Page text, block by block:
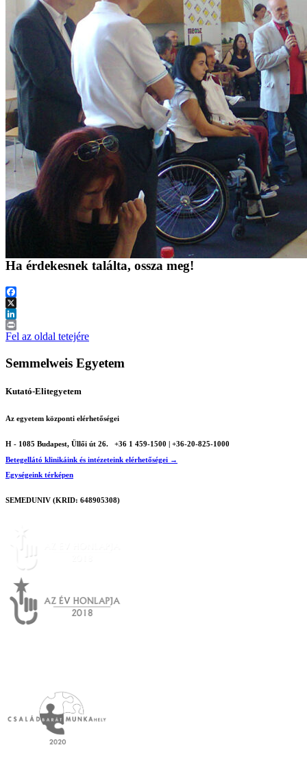
Ha érdekesnek találta, ossza meg!
Facebook
X
LinkedIn
Print
Fel az oldal tetejére
Semmelweis Egyetem
Kutató-Elitegyetem
Az egyetem központi elérhetőségei
H - 1085 Budapest, Üllői út 26.
+36 1 459-1500 | +36-20-825-1000
Betegellátó klinikáink és intézeteink elérhetőségei →
Egységeink térképen
SEMEDUNIV (KRID: 648905308)